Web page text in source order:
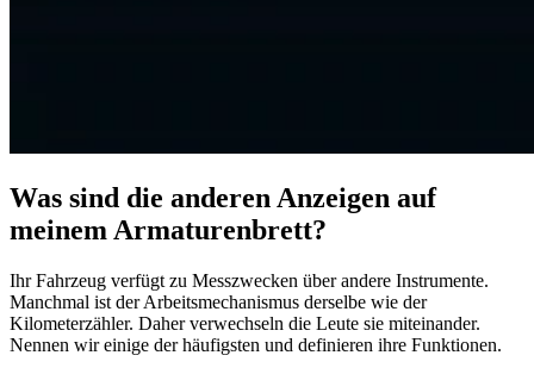
Was sind die anderen Anzeigen auf
meinem Armaturenbrett?
Ihr Fahrzeug verfügt zu Messzwecken über andere Instrumente.
Manchmal ist der Arbeitsmechanismus derselbe wie der
Kilometerzähler. Daher verwechseln die Leute sie miteinander.
Nennen wir einige der häufigsten und definieren ihre Funktionen.